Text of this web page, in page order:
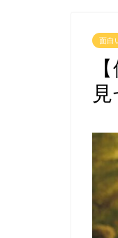
面白